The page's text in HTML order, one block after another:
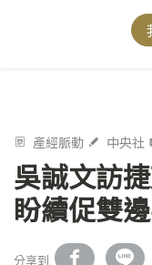
產經脈動 中央社
吳誠文訪
盼續促雙
分享到